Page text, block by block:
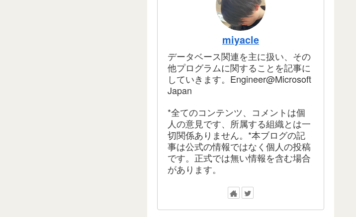
miyacle
データベース関連を主に扱い、その
他プログラムに関することを記事に
していきます。Engineer@Microsoft
Japan
*全てのコンテンツ、コメントは個
人の意見です、所属する組織とは一
切関係ありません。*本ブログの記
事は公式の情報ではなく個人の投稿
です。正式では無い情報を含む場合
があります。